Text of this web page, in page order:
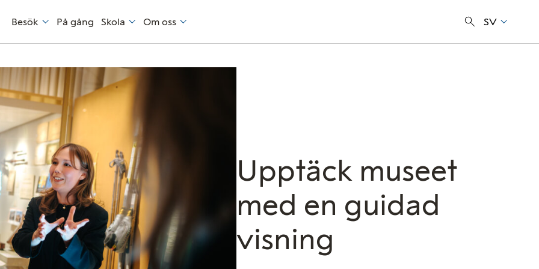
Besök På gång Skola Om oss SV
Upptäck museet
med en guidad
visning